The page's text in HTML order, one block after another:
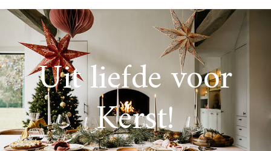
Uit liefde voor
Kerst!